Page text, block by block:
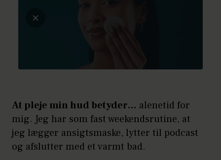
At pleje min hud betyder… alenetid for
mig. Jeg har som fast weekendsrutine, at
jeg lægger ansigtsmaske, lytter til podcast
og afslutter med et varmt bad.